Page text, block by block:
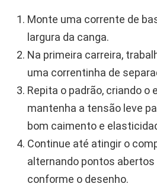
Monte uma corrente de
largura da canga.
Na primeira carreira,
uma correntinha de
Repita o padrão, criando o
mantenha a tensão leve
bom caimento e
Continue até atingir o
alternando pontos
conforme o desenho.